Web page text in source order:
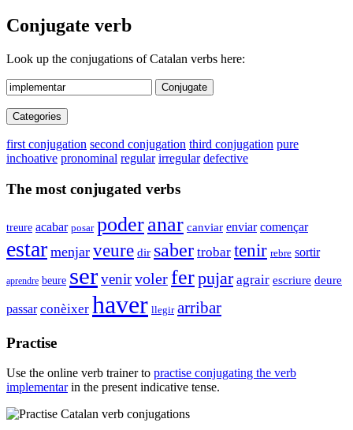
Conjugate verb
Look up the conjugations of Catalan verbs here:
Conjugate
Categories
first conjugation second conjugation third conjugation pure
inchoative pronominal regular irregular defective
The most conjugated verbs
treure acabar posar poderanar canviar enviar començar
estar menjar veure dir saber trobar tenir rebre sortir
aprendre beure servenirvolerferpujar agrair escriure deure
passar conèixer haver llegir arribar
Practise
Use the online verb trainer to practise conjugating the verb
implementarin the present indicative tense.